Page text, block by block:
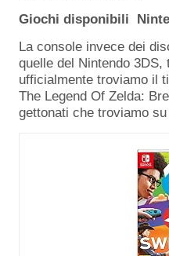
Giochi disponibili
La console invece dei
quelle del Nintendo 3DS,
ufficialmente troviamo il
The Legend Of Zelda:
gettonati che troviamo